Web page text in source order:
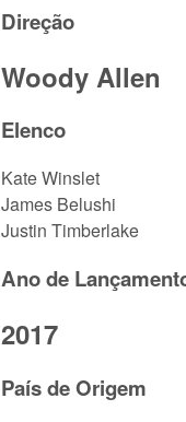
Direção
Woody Allen
Elenco
Kate Winslet
James Belushi
Justin Timberlake
Ano de
2017
País de Origem